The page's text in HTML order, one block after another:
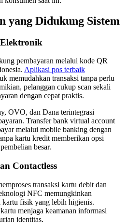
yang Didukung Sistem
pembayaran melalui kode QR
Aplikasi pos terbaik
memudahkan transaksi tanpa perlu
pelanggan cukup scan sekali
dengan cepat praktis.
OVO, dan Dana terintegrasi
Transfer bank virtual account
melalui mobile banking dengan
kartu kredit memberikan opsi
besar.
Contactless
transaksi kartu debit dan
NFC memungkinkan
kartu fisik yang lebih higienis.
menjaga keamanan informasi
identitas.